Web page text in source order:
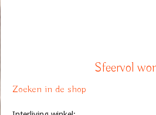
Sfeervol
Zoeken in de shop